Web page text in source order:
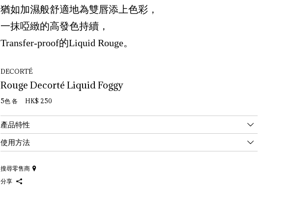
猶如加濕般舒適地為雙唇添上色彩，
一抹啞緻的高發色持續，
Transfer-proof的Liquid Rouge。
DECORTÉ
Rouge Decorté Liquid Foggy
5色 各 HK$ 250
產品特性
使用方法
搜尋零售商
分享